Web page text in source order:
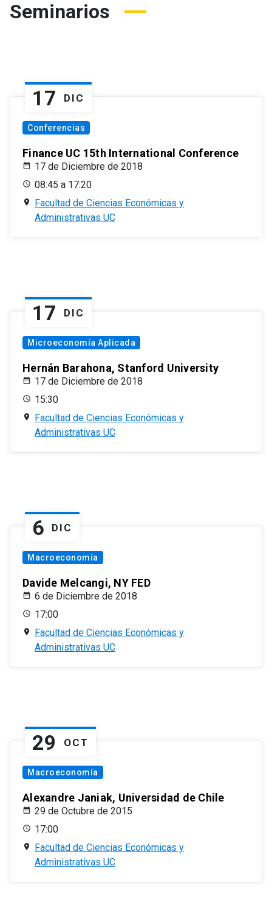
Seminarios
17 DIC
Conferencias
Finance UC 15th International Conference
17 de Diciembre de 2018
08:45 a 17:20
Facultad de Ciencias Económicas y
Administrativas UC
17 DIC
Microeconomía Aplicada
Hernán Barahona, Stanford University
17 de Diciembre de 2018
15:30
Facultad de Ciencias Económicas y
Administrativas UC
6 DIC
Macroeconomía
Davide Melcangi, NY FED
6 de Diciembre de 2018
17:00
Facultad de Ciencias Económicas y
Administrativas UC
29 OCT
Macroeconomía
Alexandre Janiak, Universidad de Chile
29 de Octubre de 2015
17:00
Facultad de Ciencias Económicas y
Administrativas UC